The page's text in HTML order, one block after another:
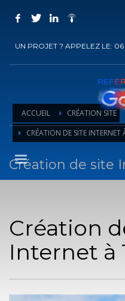
COMMENT
Ajouter la prestation
Vous recevrez sous 5 jours
l'exécution de la prestation
Horaire d'ouverture
UN PROJET ? APPELEZ LE:
ACCUEIL
CRÉATION SITE
CRÉATION DE SITE
Création de site
Création
Internet à